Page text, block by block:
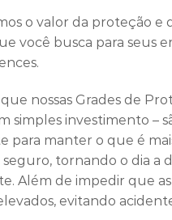
o valor da proteção e
você busca para seus
nossas Grades de
simples investimento –
para manter o que é
seguro, tornando o dia a
Além de impedir que as
evitando